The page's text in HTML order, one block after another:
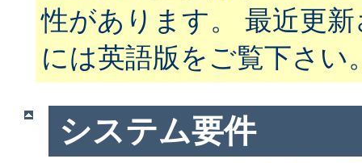
性があります。 最近更
には英語版をご覧下さい
システム要件